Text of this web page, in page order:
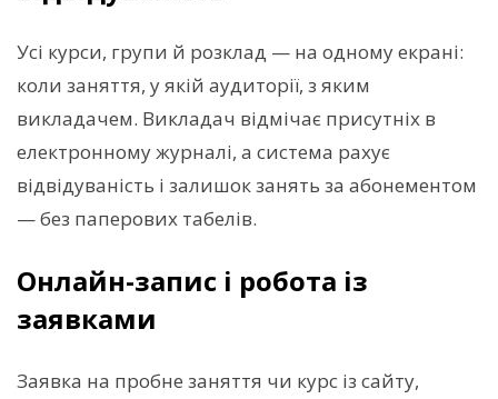
Усі курси, групи й розклад — на одному екрані:
коли заняття, у якій аудиторії, з яким
викладачем. Викладач відмічає присутніх в
електронному журналі, а система рахує
відвідуваність і залишок занять за абонементом
— без паперових табелів.
Онлайн-запис і робота із
заявками
Заявка на пробне заняття чи курс із сайту,